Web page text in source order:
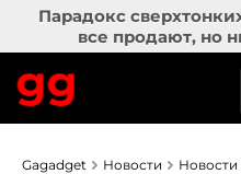
Парадокс
все продают, но
Gagadget Новости Новости